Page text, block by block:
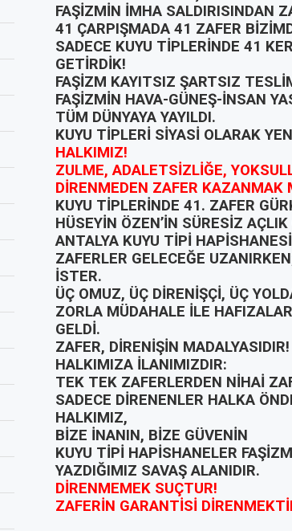
FAŞİZMİN İMHA SALDIRISINDAN
41 ÇARPIŞMADA 41 ZAFER
SADECE KUYU TİPLERİNDE 41
GETİRDİK!
FAŞİZM KAYITSIZ ŞARTSIZ
FAŞİZMİN HAVA-GÜNEŞ-İNSAN
TÜM DÜNYAYA YAYILDI.
KUYU TİPLERİ SİYASİ OLARAK
HALKIMIZ!
ZULME, ADALETSİZLİĞE,
DİRENMEDEN ZAFER KAZANMAK
KUYU TİPLERİNDE 41. ZAFER
HÜSEYİN ÖZEN’İN SÜRESİZ
ANTALYA KUYU TİPİ
ZAFERLER GELECEĞE
İSTER.
ÜÇ OMUZ, ÜÇ DİRENİŞÇİ, ÜÇ
ZORLA MÜDAHALE İLE
GELDİ.
ZAFER, DİRENİŞİN MADALYASIDIR!
HALKIMIZA İLANIMIZDIR:
TEK TEK ZAFERLERDEN NİHAİ
SADECE DİRENENLER HALKA
HALKIMIZ,
BİZE İNANIN, BİZE GÜVENİN
KUYU TİPİ HAPİSHANELER
YAZDIĞIMIZ SAVAŞ ALANIDIR.
DİRENMEMEK SUÇTUR!
ZAFERİN GARANTİSİ